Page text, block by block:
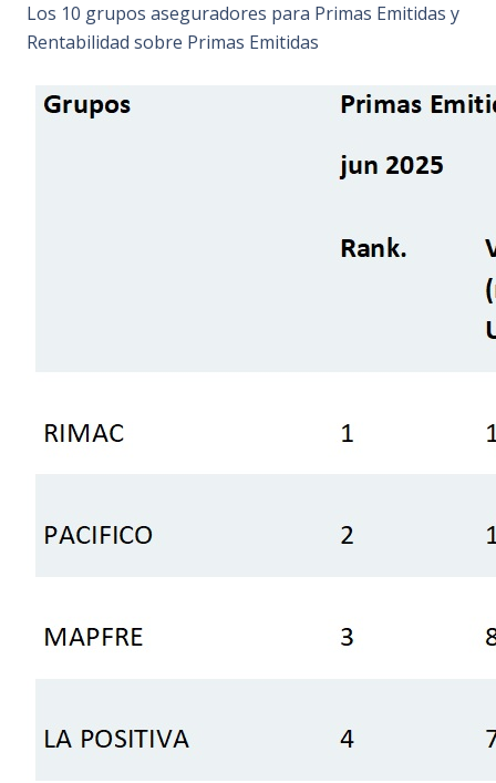
Los 10 grupos aseguradores para Primas Emitidas y
Rentabilidad sobre Primas Emitidas